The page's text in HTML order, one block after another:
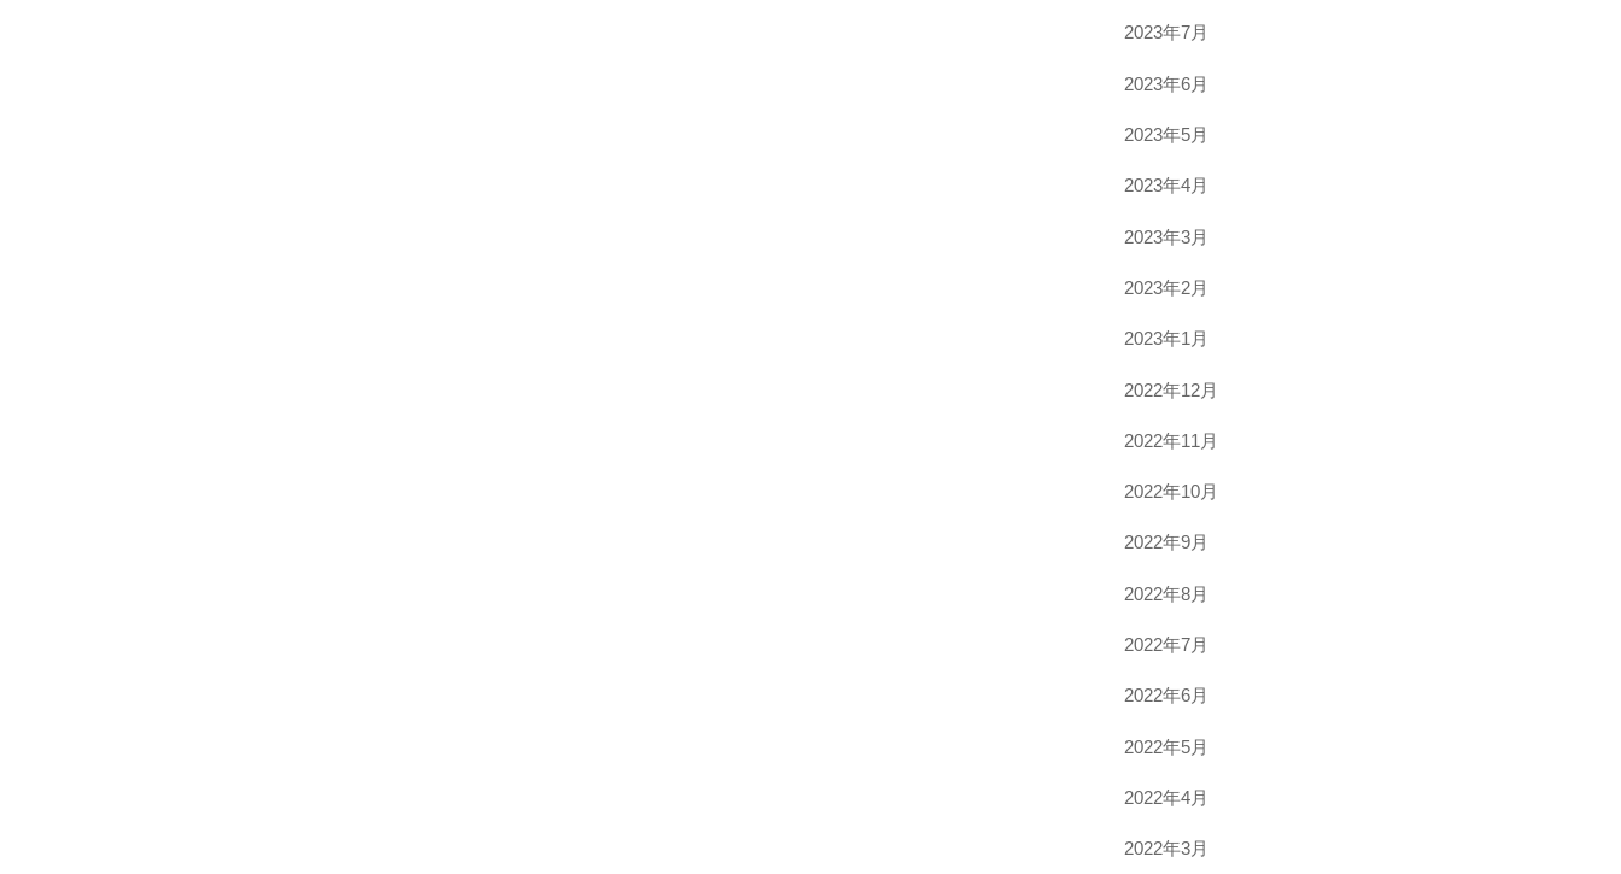
2023年7月
2023年6月
2023年5月
2023年4月
2023年3月
2023年2月
2023年1月
2022年12月
2022年11月
2022年10月
2022年9月
2022年8月
2022年7月
2022年6月
2022年5月
2022年4月
2022年3月